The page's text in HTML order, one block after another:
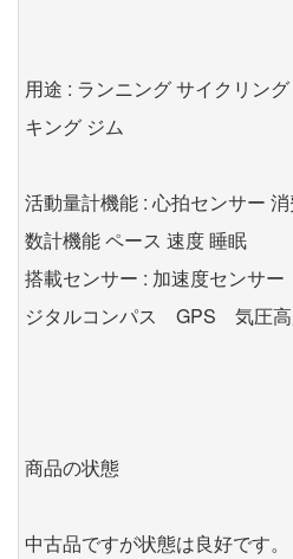
用途 : ランニング サイクリン
キング ジム
活動量計機能 : 心拍センサー
数計機能 ペース 速度 睡眠
搭載センサー : 加速度センサ
ジタルコンパス GPS 気圧
商品の状態
中古品ですが状態は良好です。